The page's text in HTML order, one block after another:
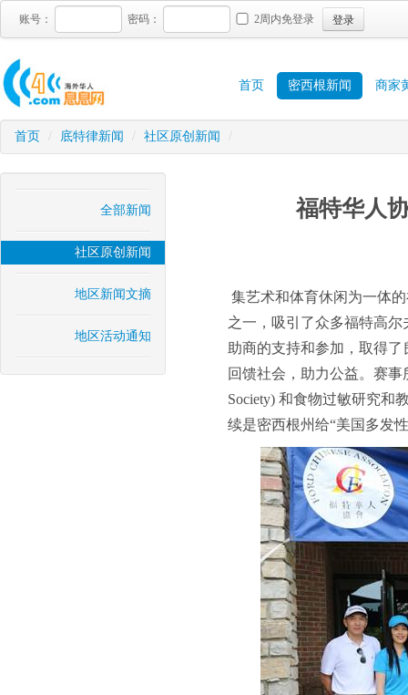
账号： 密码： 2周内免登录 登录
首页 密西根新闻 商家
首页 / 底特律新闻 / 社区原创新闻 /
全部新闻
社区原创新闻
地区新闻文摘
地区活动通知
福特华人
集艺术和体育休闲为一体
之一，吸引了众多福特高
助商的支持和参加，取得
回馈社会，助力公益。赛
Society) 和食物过敏研究和
续是密西根州给“美国多发